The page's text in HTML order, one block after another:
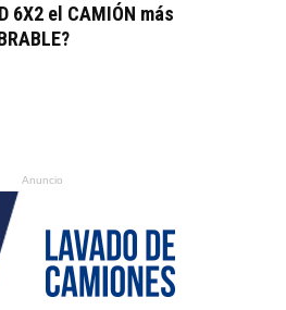
6X2 el CAMIÓN más
Anuncio